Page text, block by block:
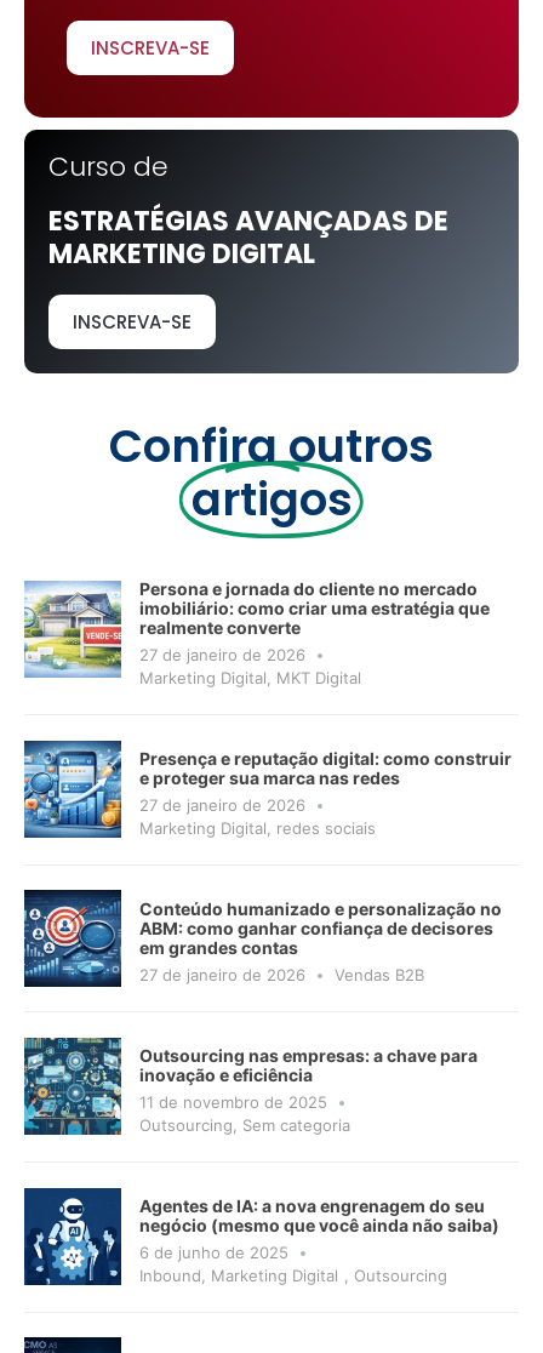
INSCREVA-SE
Curso de
ESTRATÉGIAS AVANÇADAS DE
MARKETING DIGITAL
INSCREVA-SE
Confira outros
artigos
Persona e jornada do cliente no mercado
imobiliário: como criar uma estratégia que
realmente converte
27 de janeiro de 2026
Marketing Digital
MKT Digital
Presença e reputação digital: como construir
e proteger sua marca nas redes
27 de janeiro de 2026
Marketing Digital
redes sociais
Conteúdo humanizado e personalização no
ABM: como ganhar confiança de decisores
em grandes contas
27 de janeiro de 2026 Vendas B2B
Outsourcing nas empresas: a chave para
inovação e eficiência
11 de novembro de 2025
Outsourcing
Sem categoria
Agentes de IA: a nova engrenagem do seu
negócio (mesmo que você ainda não saiba)
6 de junho de 2025
Inbound
Marketing Digital Outsourcing